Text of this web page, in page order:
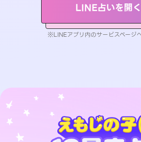
LINE占いを開く
※LINEアプリ内のサービスページ